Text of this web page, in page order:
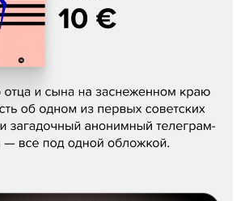
Туровский, «Разрыв»